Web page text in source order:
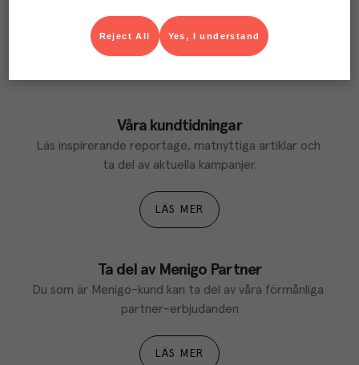
Våra kundtidningar
Läs inspirerande reportage, matnyttiga artiklar och
ta del av aktuella kampanjer.
LÄS MER
Ta del av Menigo Partner
Du som är Menigo-kund kan ta del av våra förmånliga
partner-erbjudanden
LÄS MER
Yes, I understand
Reject All